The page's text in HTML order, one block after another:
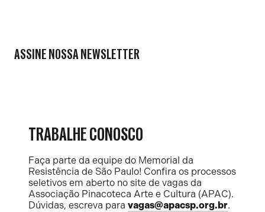
ASSINE NOSSA NEWSLETTER
TRABALHE CONOSCO
Faça parte da equipe do Memorial da
Resistência de São Paulo! Confira os processos
seletivos em aberto no site de vagas da
Associação Pinacoteca Arte e Cultura (APAC).
Dúvidas, escreva para vagas@apacsp.org.br.